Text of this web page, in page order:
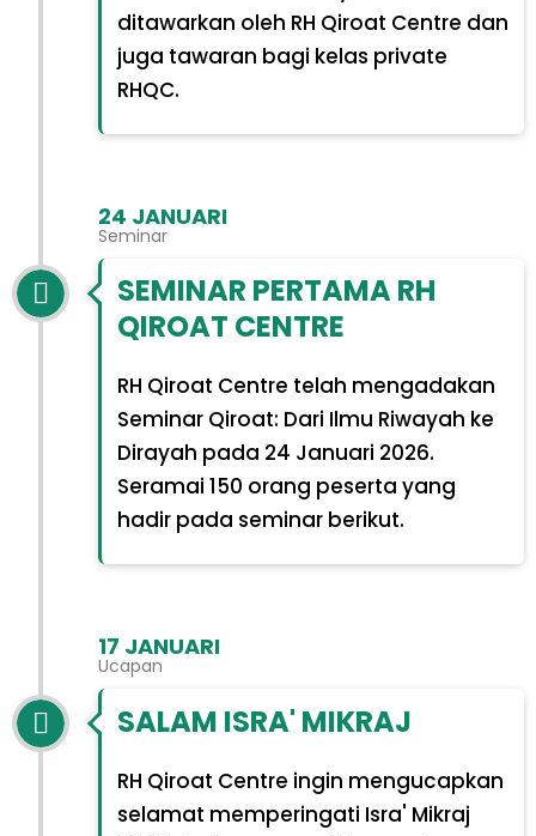
ditawarkan oleh RH Qiroat Centre dan
juga tawaran bagi kelas private
RHQC.
24 JANUARI
Seminar
SEMINAR PERTAMA RH
QIROAT CENTRE
RH Qiroat Centre telah mengadakan
Seminar Qiroat: Dari Ilmu Riwayah ke
Dirayah pada 24 Januari 2026.
Seramai 150 orang peserta yang
hadir pada seminar berikut.
17 JANUARI
Ucapan
SALAM ISRA' MIKRAJ
RH Qiroat Centre ingin mengucapkan
selamat memperingati Isra' Mikraj